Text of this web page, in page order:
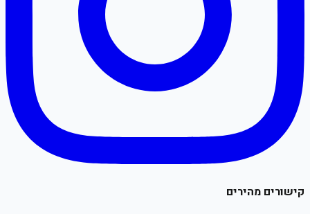
קישורים מהירים